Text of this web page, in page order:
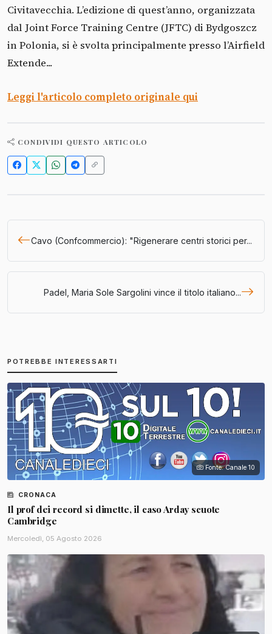
Civitavecchia. L’edizione di quest’anno, organizzata
dal Joint Force Training Centre (JFTC) di Bydgoszcz
in Polonia, si è svolta principalmente presso l’Airfield
Extende...
Leggi l'articolo completo originale qui
CONDIVIDI QUESTO ARTICOLO
Cavo (Confcommercio): "Rigenerare centri storici per...
Padel, Maria Sole Sargolini vince il titolo italiano...
POTREBBE INTERESSARTI
Fonte: Canale 10
CRONACA
Il prof dei record si dimette, il caso Arday scuote
Cambridge
Mercoledì, 05 Agosto 2026